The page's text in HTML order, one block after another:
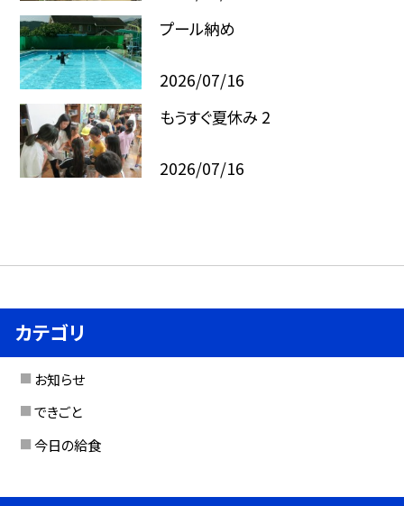
プール納め
2026/07/16
もうすぐ夏休み 2
2026/07/16
カテゴリ
お知らせ
できごと
今日の給食